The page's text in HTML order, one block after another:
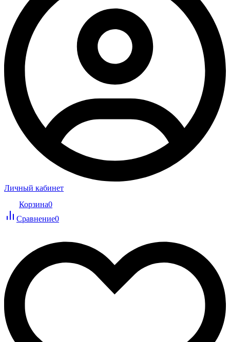
Личный кабинет
Корзина0
Сравнение0